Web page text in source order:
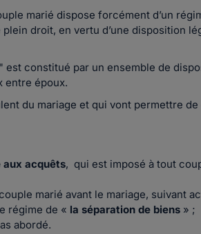
marié dispose forcément d’un
droit, en vertu d’une disposition
est constitué par un ensemble de
entre époux.
du mariage et qui vont permettre
aux acquêts, qui est imposé à tout
marié avant le mariage, suivant
régime de « la séparation de biens » ;
abordé.